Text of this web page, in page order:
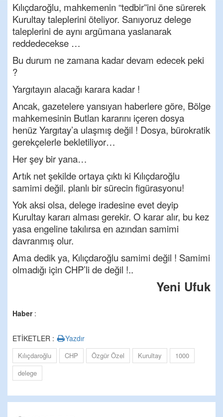
Kılıçdaroğlu, mahkemenin “tedbir”ini öne sürerek
Kurultay taleplerini öteliyor. Sanıyoruz delege
taleplerini de aynı argümana yaslanarak
reddedecekse …
Bu durum ne zamana kadar devam edecek peki
?
Yargıtayın alacağı karara kadar !
Ancak, gazetelere yansıyan haberlere göre, Bölge
mahkemesinin Butlan kararını içeren dosya
henüz Yargıtay’a ulaşmış değil ! Dosya, bürokratik
gerekçelerle bekletiliyor…
Her şey bir yana…
Artık net şekilde ortaya çıktı ki Kılıçdaroğlu
samimi değil. planlı bir sürecin figürasyonu!
Yok aksi olsa, delege iradesine evet deyip
Kurultay kararı alması gerekir. O karar alır, bu kez
yasa engeline takılırsa en azından samimi
davranmış olur.
Ama dedik ya, Kılıçdaroğlu samimi değil ! Samimi
olmadığı için CHP’li de değil !..
Yeni Ufuk
Haber:
ETİKETLER : Yazdır
Kılıçdaroğlu CHP Özgür Özel Kurultay
1000
delege